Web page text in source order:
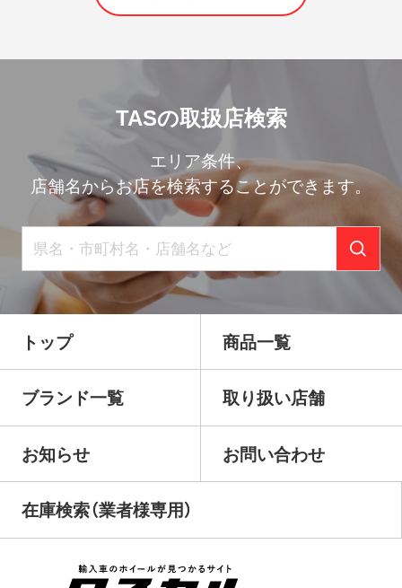
TASの取扱店検索
エリア条件、
店舗名からお店を検索することができます。
トップ 商品一覧
ブランド一覧 取り扱い店舗
お知らせ お問い合わせ
在庫検索（業者様専用）